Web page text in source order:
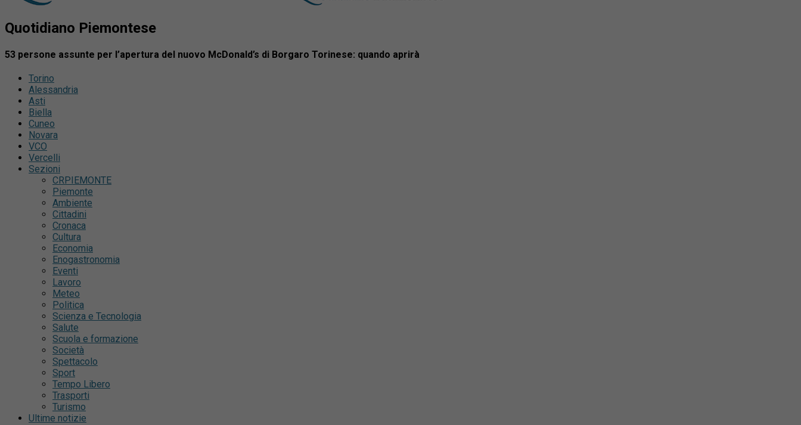
Quotidiano Piemontese
53 persone assunte per l’apertura del nuovo McDonald’s di Borgaro Torinese: quando aprirà
Torino
Alessandria
Asti
Biella
Cuneo
Novara
VCO
Vercelli
Sezioni
CRPIEMONTE
Piemonte
Ambiente
Cittadini
Cronaca
Cultura
Economia
Enogastronomia
Eventi
Lavoro
Meteo
Politica
Scienza e Tecnologia
Salute
Scuola e formazione
Società
Spettacolo
Sport
Tempo Libero
Trasporti
Turismo
Ultime notizie